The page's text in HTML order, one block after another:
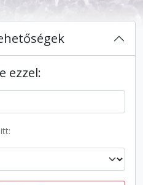
ezzel:
itt: